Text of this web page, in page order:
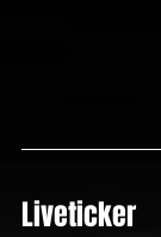
Liveticker